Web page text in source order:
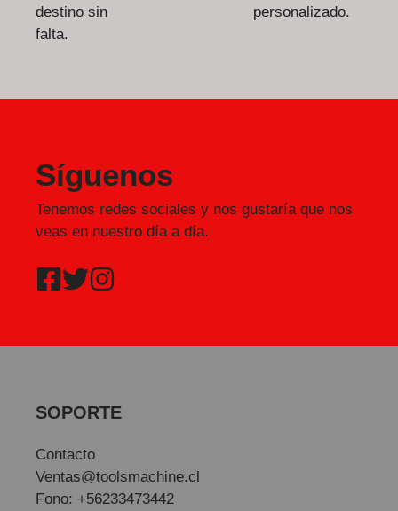
destino sin
falta.
personalizado.
Síguenos
Tenemos redes sociales y nos gustaría que nos
veas en nuestro día a día.
SOPORTE
Contacto
Ventas@toolsmachine.cl
Fono: +56233473442